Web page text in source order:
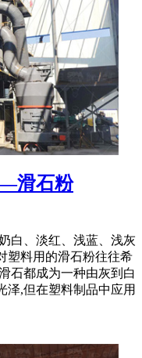
滑石粉
白、淡红、浅蓝、浅灰
塑料用的滑石粉往往希
石都成为一种由灰到白
泽,但在塑料制品中应用